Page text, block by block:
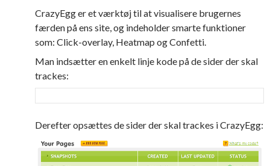
CrazyEgg er et værktøj til at visualisere brugernes
færden på ens site, og indeholder smarte funktioner
som: Click-overlay, Heatmap og Confetti.
Man indsætter en enkelt linje kode på de sider der skal
trackes:
Derefter opsættes de sider der skal trackes i CrazyEgg: